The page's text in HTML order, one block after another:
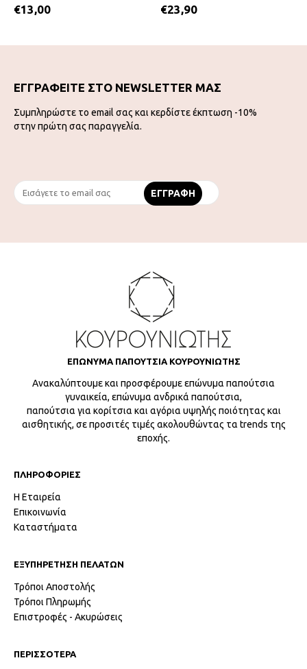
€13,00 €23,90
ΕΓΓΡΑΦΕΙΤΕ ΣΤΟ NEWSLETTER ΜΑΣ
Συμπληρώστε το email σας και κερδίστε έκπτωση -10%
στην πρώτη σας παραγγελία.
ΕΠΩΝΥΜΑ ΠΑΠΟΥΤΣΙΑ ΚΟΥΡΟΥΝΙΩΤΗΣ
Ανακαλύπτουμε και προσφέρουμε επώνυμα παπούτσια
γυναικεία, επώνυμα ανδρικά παπούτσια,
παπούτσια για κορίτσια και αγόρια υψηλής ποιότητας και
αισθητικής, σε προσιτές τιμές ακολουθώντας τα trends της
εποχής.
ΠΛΗΡΟΦΟΡΙΕΣ
Η Εταιρεία
Επικοινωνία
Καταστήματα
ΕΞΥΠΗΡΕΤΗΣΗ ΠΕΛΑΤΩΝ
Τρόποι Αποστολής
Τρόποι Πληρωμής
Επιστροφές - Ακυρώσεις
ΠΕΡΙΣΣΟΤΕΡΑ